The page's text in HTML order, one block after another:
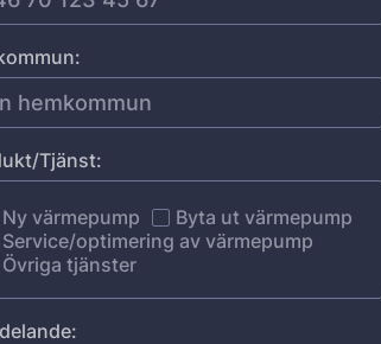
Tjänst:
Ny värmepump
Byta ut värmepump
Service/optimering av värmepump
Övriga tjänster